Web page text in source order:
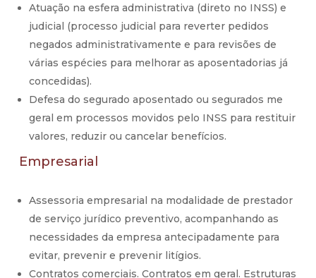
Atuação na esfera administrativa (direto no INSS) e
judicial (processo judicial para reverter pedidos
negados administrativamente e para revisões de
várias espécies para melhorar as aposentadorias já
concedidas).
Defesa do segurado aposentado ou segurados me
geral em processos movidos pelo INSS para restituir
valores, reduzir ou cancelar benefícios.
Empresarial
Assessoria empresarial na modalidade de prestador
de serviço jurídico preventivo, acompanhando as
necessidades da empresa antecipadamente para
evitar, prevenir e prevenir litígios.
Contratos comerciais. Contratos em geral. Estruturas